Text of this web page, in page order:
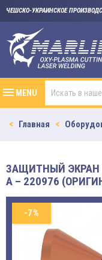
ЧЕШСКО-УКРАИНСКОЕ
MENU
Главная
ЗАЩИТНЫЙ ЭКРАН
A – 220976
-7%